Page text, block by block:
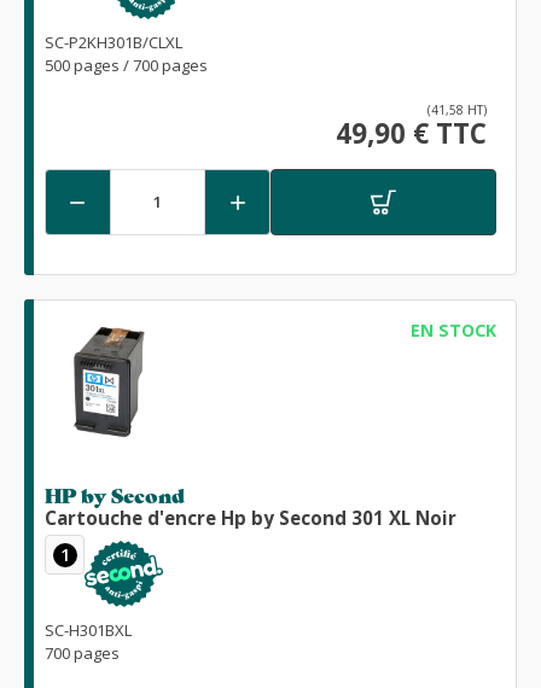
SC-P2KH301B/CLXL
500 pages / 700 pages
(41,58 HT)
49,90 € TTC
 
EN STOCK
HP by Second
Cartouche d'encre Hp by Second 301 XL Noir
1
SC-H301BXL
700 pages